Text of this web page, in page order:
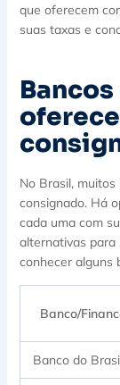
que oferecem
suas taxas e
No Brasil,
consignado. Há
cada uma com
alternativas para
conhecer alguns
Banco/
Banco do